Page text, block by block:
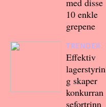
med disse
10 enkle
grepene
TRENDER
Effektiv
lagerstyrin
g skaper
konkurran
sefortrinn